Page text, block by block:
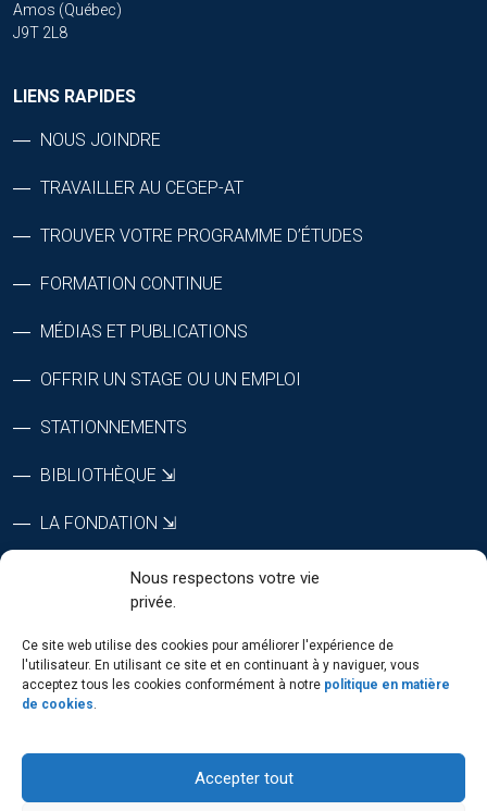
Nous respectons votre vie
privée.
Ce site web utilise des cookies pour améliorer l'expérience de
l'utilisateur. En utilisant ce site et en continuant à y naviguer, vous
acceptez tous les cookies conformément à notre politique en matière
de cookies.
Accepter tout
Amos (Québec)
J9T 2L8
LIENS RAPIDES
NOUS JOINDRE
TRAVAILLER AU CEGEP-AT
TROUVER VOTRE PROGRAMME D’ÉTUDES
FORMATION CONTINUE
MÉDIAS ET PUBLICATIONS
OFFRIR UN STAGE OU UN EMPLOI
STATIONNEMENTS
BIBLIOTHÈQUE ⇲
LA FONDATION ⇲